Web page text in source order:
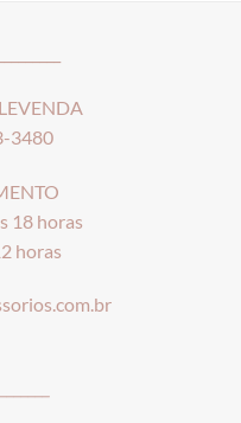
3480
18 horas
horas